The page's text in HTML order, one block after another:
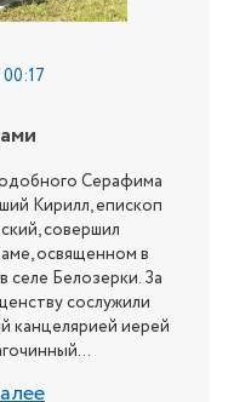
Серафима
Кирилл, епископ
совершил
освященном в
селе Белозерки. За
сослужили
канцелярией иерей